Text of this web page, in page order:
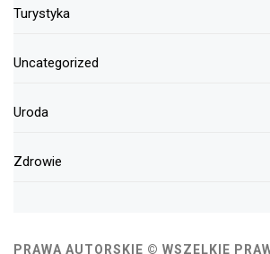
Turystyka
Uncategorized
Uroda
Zdrowie
PRAWA AUTORSKIE © WSZELKIE